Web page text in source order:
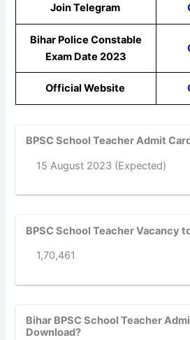
Join Telegram
Bihar Police Constable
Exam Date 2023
Official Website
BPSC School Teacher Admit
15 August 2023 (Expected)
BPSC School Teacher Vacancy
1,70,461
Bihar BPSC School Teacher
Download?